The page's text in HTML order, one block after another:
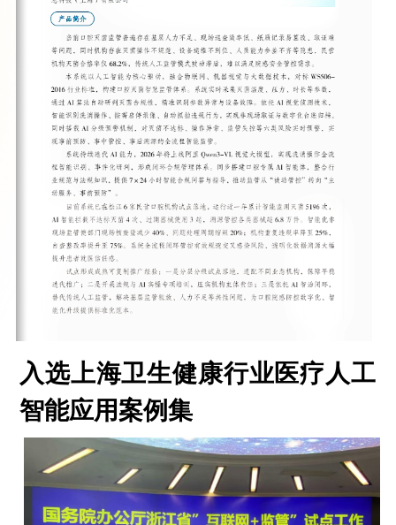
入选上海卫生健康行业医疗人工
智能应用案例集